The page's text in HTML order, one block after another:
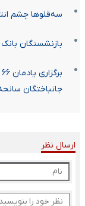
سه‌قلوها چشم
بازنشستگان
جانباختگان
ارسال نظر